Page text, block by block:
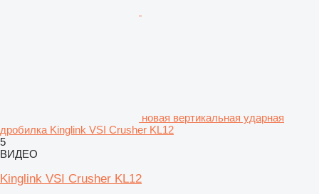
новая вертикальная ударная
дробилка Kinglink VSI Crusher KL12
5
ВИДЕО
Kinglink VSI Crusher KL12